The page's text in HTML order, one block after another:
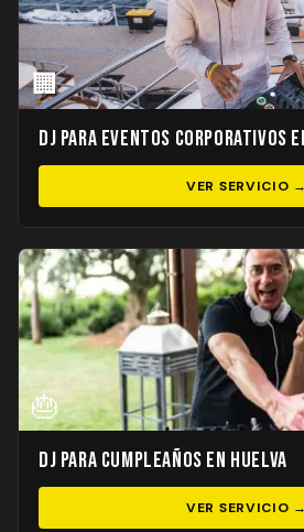
🏢
DJ para Eventos Corporativos
VER SERVICIO →
🎂
DJ para Cumpleaños en Huelva
VER SERVICIO →